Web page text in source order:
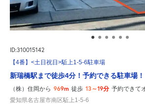
ID:310015142
【4番】<土日祝日>駈上1-5-6駐車場
新瑞橋駅まで徒歩4分！予約できる駐車場！
（株）住岡から 969m 徒歩 13～19分 予約できて
愛知県名古屋市南区駈上1-5-6